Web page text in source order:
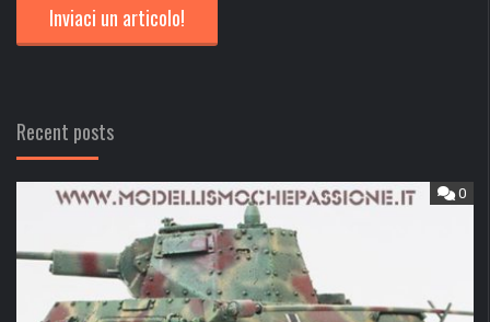
Inviaci un articolo!
Recent posts
0